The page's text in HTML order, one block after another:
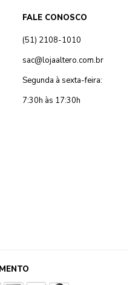
FALE CONOSCO
(51) 2108-1010
sac@lojaaltero.com.br
Segunda à sexta-feira:
7:30h às 17:30h